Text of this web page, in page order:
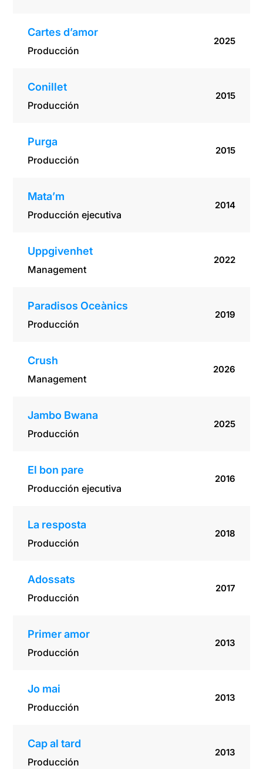
Cartes d’amor
Producción
2025
Conillet
Producción
2015
Purga
Producción
2015
Mata’m
Producción ejecutiva
2014
Uppgivenhet
Management
2022
Paradisos Oceànics
Producción
2019
Crush
Management
2026
Jambo Bwana
Producción
2025
El bon pare
Producción ejecutiva
2016
La resposta
Producción
2018
Adossats
Producción
2017
Primer amor
Producción
2013
Jo mai
Producción
2013
Cap al tard
Producción
2013